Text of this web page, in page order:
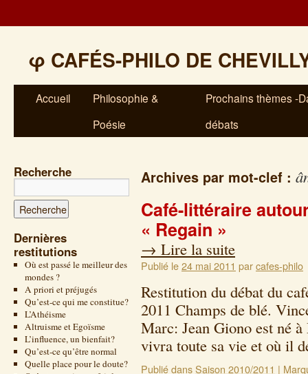
φ CAFÉS-PHILO DE
Accueil
Philosophie &
Poésie
Prochains thèmes -
débats
Recherche
Dernières
restitutions
Où est passé le meilleur des
mondes ?
A priori et préjugés
Qu’est-ce qui me constitue?
L’Athéisme
Altruisme et Egoïsme
L’influence, un bienfait?
Qu’est-ce qu’être normal
Quelle place pour le doute?
Archives par mot-clef :
Café-littéraire
« Regain »
→ Lire la suite
Publié le24 mai 2011 parcafes-philo
Restitution du débat du
2011 Champs de blé.
Marc: Jean Giono est né
vivra toute sa vie et où il
Publié dansSaison 2010/2011 |